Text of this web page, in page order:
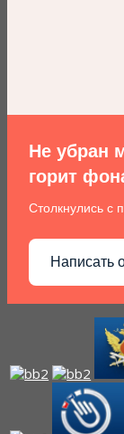
Не убран
горит
Столкнулись с
Написать